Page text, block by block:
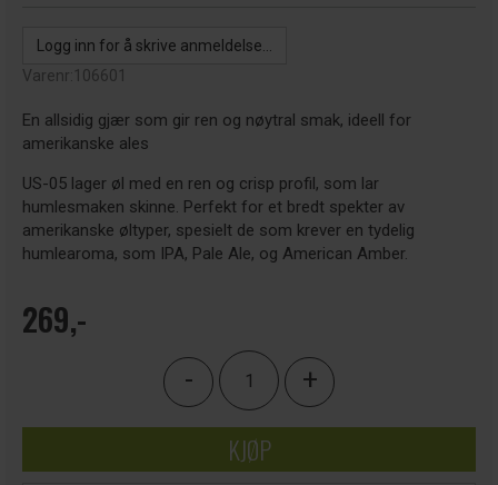
Logg inn for å skrive anmeldelse...
Varenr:106601
En allsidig gjær som gir ren og nøytral smak, ideell for
amerikanske ales
US-05 lager øl med en ren og crisp profil, som lar
humlesmaken skinne. Perfekt for et bredt spekter av
amerikanske øltyper, spesielt de som krever en tydelig
humlearoma, som IPA, Pale Ale, og American Amber.
269,-
- +
KJØP